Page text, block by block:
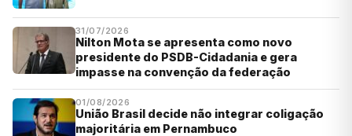
31/07/2026
Nilton Mota se apresenta como novo
presidente do PSDB-Cidadania e gera
impasse na convenção da federação
01/08/2026
União Brasil decide não integrar coligação
majoritária em Pernambuco